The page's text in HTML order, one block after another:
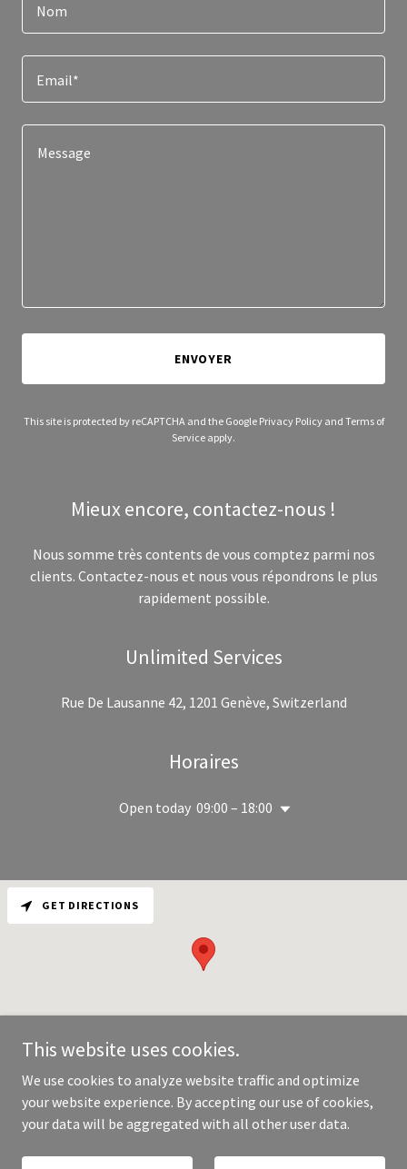
Nom
Email*
ENVOYER
This site is protected by reCAPTCHA and the Google Privacy Policyand Terms of
Service apply.
Mieux encore, contactez-nous !
Nous somme très contents de vous comptez parmi nos
clients. Contactez-nous et nous vous répondrons le plus
rapidement possible.
Unlimited Services
Rue De Lausanne 42, 1201 Genève, Switzerland
Horaires
Open today 09:00 – 18:00
GET DIRECTIONS
Copyright © 2026 Unlimited Services - All Rights Reserved.
This website uses cookies.
We use cookies to analyze website traffic and optimize
your website experience. By accepting our use of cookies,
your data will be aggregated with all other user data.